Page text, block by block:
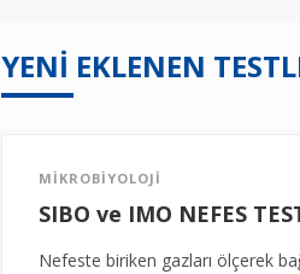
YENİ EKLENEN
MİKROBİYOLOJİ
SIBO ve IMO NEFES
Nefeste biriken gazları ölçerek